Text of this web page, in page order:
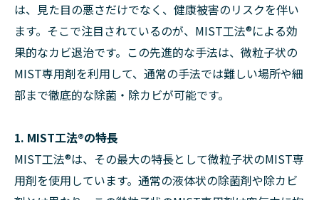
は、見た目の悪さだけでなく、健康被害のリスクを伴い
ます。そこで注目されているのが、MIST工法®による効
果的なカビ退治です。この先進的な手法は、微粒子状の
MIST専用剤を利用して、通常の手法では難しい場所や細
部まで徹底的な除菌・除カビが可能です。
1. MIST工法®の特長
MIST工法®は、その最大の特長として微粒子状のMIST専
用剤を使用しています。通常の液体状の除菌剤や除カビ